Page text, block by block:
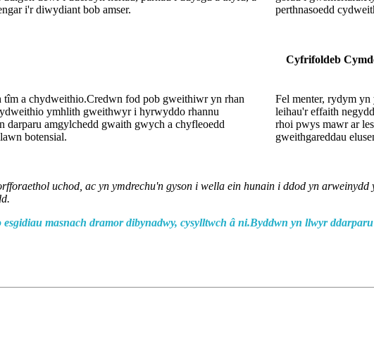
i'r diwydiant bob amser.
perthnasoedd
a chydweithio.Credwn fod pob gweithiwr yn rhan
ymhlith gweithwyr i hyrwyddo rhannu
darparu amgylchedd gwaith gwych a chyfleoedd
botensial.
Cyfrifoldeb
Fel menter, rydym
leihau'r effaith
rhoi pwys mawr ar
gweithgareddau
uchod, ac yn ymdrechu'n gyson i wella ein hunain i ddod yn
masnach dramor dibynadwy, cysylltwch â ni.Byddwn yn llwyr